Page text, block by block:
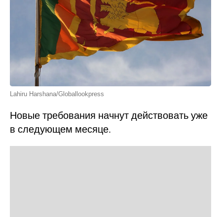
Lahiru Harshana/Globallookpress
Новые требования начнут действовать уже
в следующем месяце.